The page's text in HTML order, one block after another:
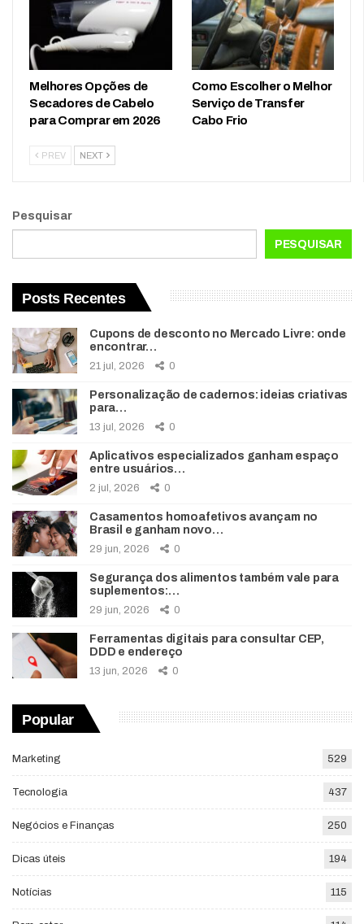
Melhores Opções de
Secadores de Cabelo
para Comprar em 2026
Como Escolher o Melhor
Serviço de Transfer
Cabo Frio
PREV NEXT
Pesquisar
PESQUISAR
Posts Recentes
Cupons de desconto no Mercado Livre: onde
encontrar…
21 jul, 2026 0
Personalização de cadernos: ideias criativas
para…
13 jul, 2026 0
Aplicativos especializados ganham espaço
entre usuários…
2 jul, 2026 0
Casamentos homoafetivos avançam no
Brasil e ganham novo…
29 jun, 2026 0
Segurança dos alimentos também vale para
suplementos:…
29 jun, 2026 0
Ferramentas digitais para consultar CEP,
DDD e endereço
13 jun, 2026 0
Popular
Marketing 529
Tecnologia 437
Negócios e Finanças 250
Dicas úteis 194
Notícias 115